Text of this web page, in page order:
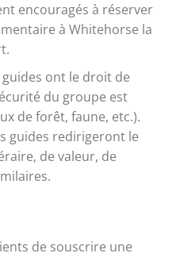
encouragés à réserver
à Whitehorse la
ont le droit de
du groupe est
de forêt, faune, etc.).
guides redirigeront le
de valeur, de
de souscrire une